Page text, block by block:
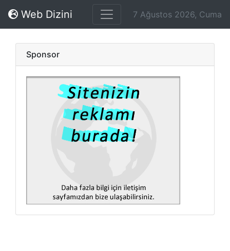
Web Dizini 7 Ağustos 2026, Cuma
Sponsor